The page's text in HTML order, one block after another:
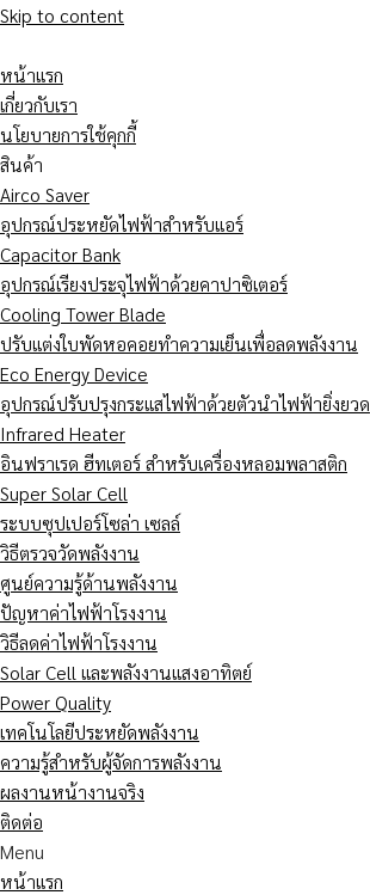
Skip to content
หน้าแรก
เกี่ยวกับเรา
นโยบายการใช้คุกกี้
สินค้า
Airco Saver
อุปกรณ์ประหยัดไฟฟ้าสำหรับแอร์
Capacitor Bank
อุปกรณ์เรียงประจุไฟฟ้าด้วยคาปาซิเตอร์
Cooling Tower Blade
ปรับแต่งใบพัดหอคอยทำความเย็นเพื่อลดพลังงาน
Eco Energy Device
อุปกรณ์ปรับปรุงกระแสไฟฟ้าด้วยตัวนำไฟฟ้ายิ่งยวด
Infrared Heater
อินฟราเรด ฮีทเตอร์ สำหรับเครื่องหลอมพลาสติก
Super Solar Cell
ระบบซุปเปอร์โซล่า เซลล์
วิธีตรวจวัดพลังงาน
ศูนย์ความรู้ด้านพลังงาน
ปัญหาค่าไฟฟ้าโรงงาน
วิธีลดค่าไฟฟ้าโรงงาน
Solar Cell และพลังงานแสงอาทิตย์
Power Quality
เทคโนโลยีประหยัดพลังงาน
ความรู้สำหรับผู้จัดการพลังงาน
ผลงานหน้างานจริง
ติดต่อ
Menu
หน้าแรก